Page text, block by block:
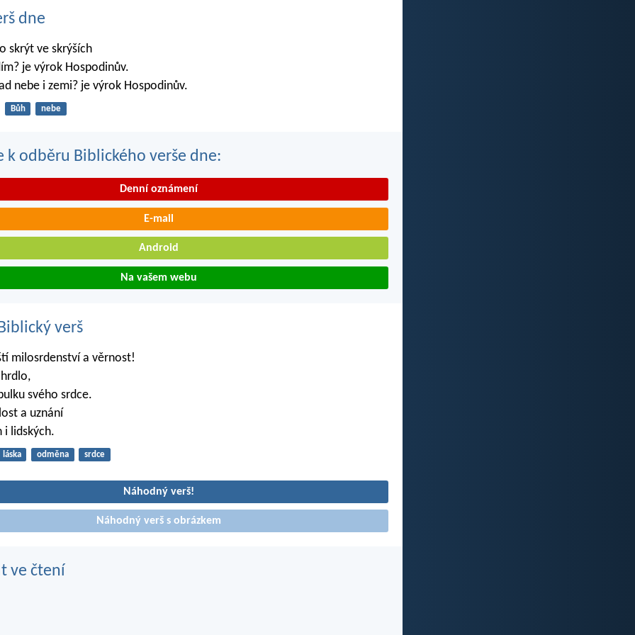
dne
skrýt ve skrýších
je výrok Hospodinův.
nebe i zemi? je výrok Hospodinův.
Bůh nebe
k odběru Biblického verše dne:
Denní oznámení
E-mail
Android
Na vašem webu
verš
milosrdenství a věrnost!
svého srdce.
a uznání
i lidských.
láska odměna srdce
Náhodný verš!
Náhodný verš s obrázkem
ve čtení